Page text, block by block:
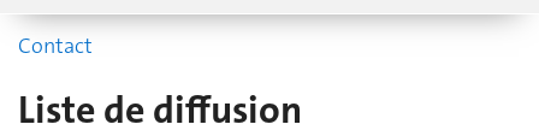
Contact
Liste de diffusion